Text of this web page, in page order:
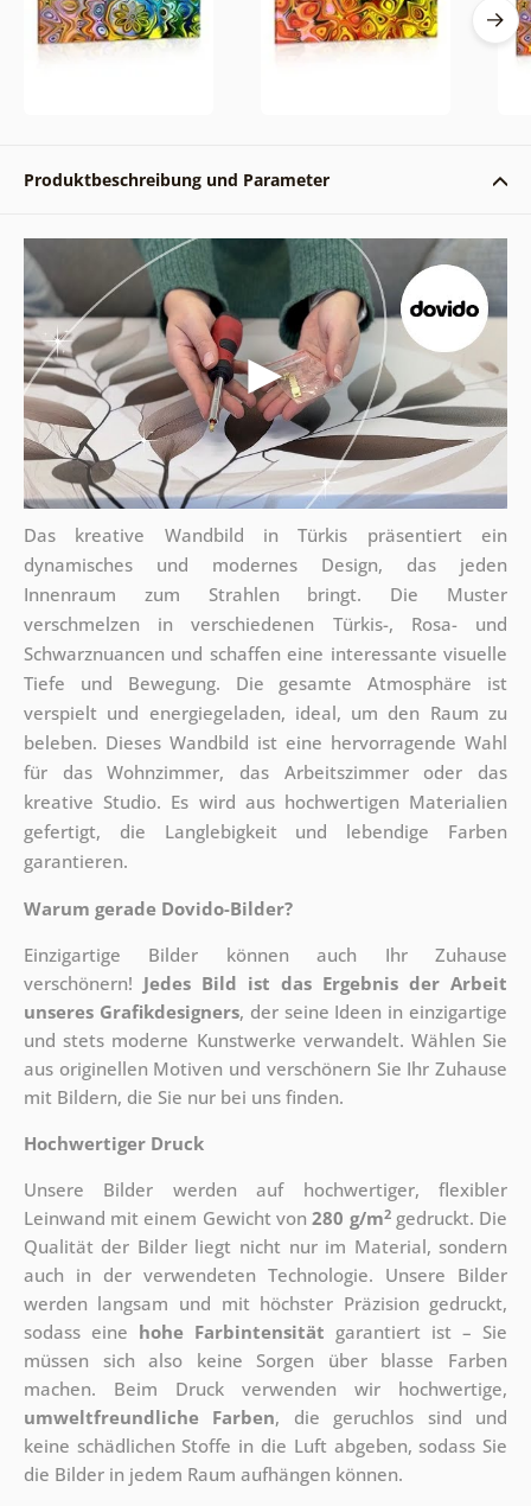
Produktbeschreibung und Parameter
Das kreative Wandbild in Türkis präsentiert ein
dynamisches und modernes Design, das jeden
Innenraum zum Strahlen bringt. Die Muster
verschmelzen in verschiedenen Türkis-, Rosa- und
Schwarznuancen und schaffen eine interessante visuelle
Tiefe und Bewegung. Die gesamte Atmosphäre ist
verspielt und energiegeladen, ideal, um den Raum zu
beleben. Dieses Wandbild ist eine hervorragende Wahl
für das Wohnzimmer, das Arbeitszimmer oder das
kreative Studio. Es wird aus hochwertigen Materialien
gefertigt, die Langlebigkeit und lebendige Farben
garantieren.
Warum gerade Dovido-Bilder?
Einzigartige Bilder können auch Ihr Zuhause
verschönern! Jedes Bild ist das Ergebnis der Arbeit
unseres Grafikdesigners, der seine Ideen in einzigartige
und stets moderne Kunstwerke verwandelt. Wählen Sie
aus originellen Motiven und verschönern Sie Ihr Zuhause
mit Bildern, die Sie nur bei uns finden.
Hochwertiger Druck
Unsere Bilder werden auf hochwertiger, flexibler
Leinwand mit einem Gewicht von280 g/m2gedruckt. Die
Qualität der Bilder liegt nicht nur im Material, sondern
auch in der verwendeten Technologie. Unsere Bilder
werden langsam und mit höchster Präzision gedruckt,
sodass eine hohe Farbintensität garantiert ist – Sie
müssen sich also keine Sorgen über blasse Farben
machen. Beim Druck verwenden wir hochwertige,
umweltfreundliche Farben, die geruchlos sind und
keine schädlichen Stoffe in die Luft abgeben, sodass Sie
die Bilder in jedem Raum aufhängen können.